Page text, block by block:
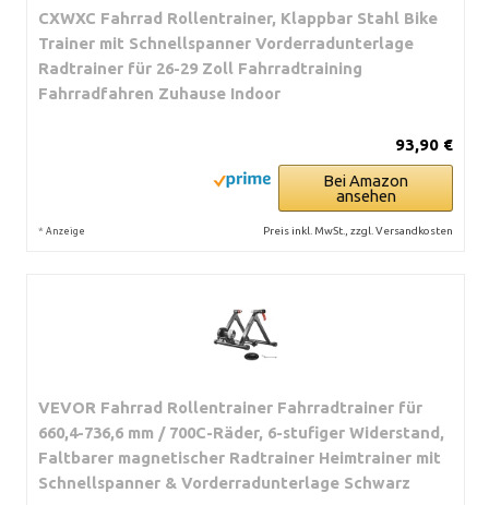
CXWXC Fahrrad Rollentrainer, Klappbar Stahl Bike
Trainer mit Schnellspanner Vorderradunterlage
Radtrainer für 26-29 Zoll Fahrradtraining
Fahrradfahren Zuhause Indoor
93,90 €
Bei Amazon
ansehen
* Anzeige Preis inkl. MwSt., zzgl. Versandkosten
VEVOR Fahrrad Rollentrainer Fahrradtrainer für
660,4-736,6 mm / 700C-Räder, 6-stufiger Widerstand,
Faltbarer magnetischer Radtrainer Heimtrainer mit
Schnellspanner & Vorderradunterlage Schwarz